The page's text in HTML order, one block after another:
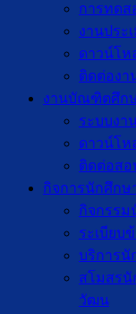
การทดส
งานประ
ดาวน์โห
ติดต่องา
งานบัณฑิตศึกษ
ระบบงา
ดาวน์โ
ติดต่อสอ
กิจการนักศึกษ
กิจกรรม
ระเบียบ
บริการนั
สโมสรนั
วัฒน